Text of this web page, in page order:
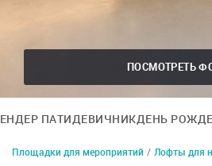
ПОСМОТРЕТЬ
ПАТИДЕВИЧНИКДЕНЬ
Площадки для мероприятий / Лофты для